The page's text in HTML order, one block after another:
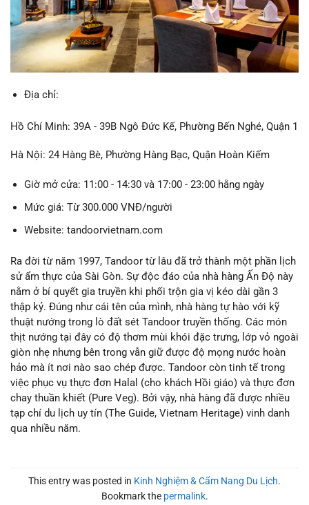
Địa chỉ:
Hồ Chí Minh: 39A - 39B Ngô Đức Kế, Phường Bến Nghé, Quận 1
Hà Nội: 24 Hàng Bè, Phường Hàng Bạc, Quận Hoàn Kiếm
Giờ mở cửa: 11:00 - 14:30 và 17:00 - 23:00 hằng ngày
Mức giá: Từ 300.000 VNĐ/người
Website: tandoorvietnam.com
Ra đời từ năm 1997, Tandoor từ lâu đã trở thành một phần lịch
sử ẩm thực của Sài Gòn. Sự độc đáo của nhà hàng Ấn Độ này
nằm ở bí quyết gia truyền khi phối trộn gia vị kéo dài gần 3
thập kỷ. Đúng như cái tên của mình, nhà hàng tự hào với kỹ
thuật nướng trong lò đất sét Tandoor truyền thống. Các món
thịt nướng tại đây có độ thơm mùi khói đặc trưng, lớp vỏ ngoài
giòn nhẹ nhưng bên trong vẫn giữ được độ mọng nước hoàn
hảo mà ít nơi nào sao chép được. Tandoor còn tinh tế trong
việc phục vụ thực đơn Halal (cho khách Hồi giáo) và thực đơn
chay thuần khiết (Pure Veg). Bởi vậy, nhà hàng đã được nhiều
tạp chí du lịch uy tín (The Guide, Vietnam Heritage) vinh danh
qua nhiều năm.
This entry was posted in Kinh Nghiệm & Cẩm Nang Du Lịch.
Bookmark the permalink.